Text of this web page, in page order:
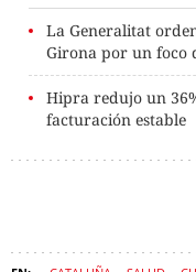
La Generalitat
Girona por un foco
Hipra redujo un
facturación estable